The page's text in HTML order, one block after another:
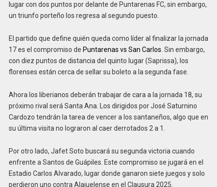
lugar con dos puntos por delante de Puntarenas FC, sin embargo,
un triunfo porteño los regresa al segundo puesto.
El partido que define quién queda como líder al finalizar la jornada
17 es el compromiso de Puntarenas vs San Carlos . Sin embargo,
con diez puntos de distancia del quinto lugar (Saprissa), los
florenses están cerca de sellar su boleto a la segunda fase.
Ahora los liberianos deberán trabajar de cara a la jornada 18, su
próximo rival será Santa Ana. Los dirigidos por José Saturnino
Cardozo tendrán la tarea de vencer a los santaneños, algo que en
su última visita no lograron al caer derrotados 2 a 1.
Por otro lado, Jafet Soto buscará su segunda victoria cuando
enfrente a Santos de Guápiles. Este compromiso se jugará en el
Estadio Carlos Alvarado, lugar donde ganaron siete juegos y solo
perdieron uno contra Alajuelense en el Clausura 2025.